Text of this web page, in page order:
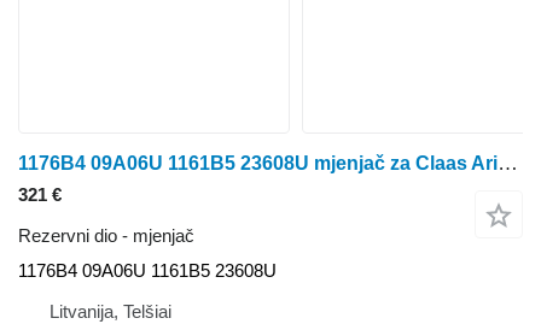
1176B4 09A06U 1161B5 23608U mjenjač za Claas Arion traktora točkaša
321 €
Rezervni dio - mjenjač
1176B4 09A06U 1161B5 23608U
Litvanija, Telšiai